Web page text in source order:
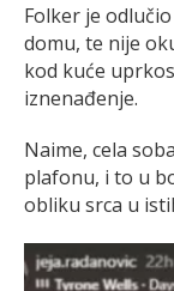
Folker je
domu, te nije
kod kuće
iznenađenje.
Naime, cela
plafonu, i to u
obliku srca u